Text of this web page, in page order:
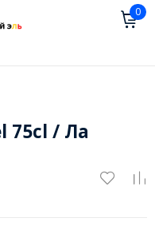
0
75cl / Ла